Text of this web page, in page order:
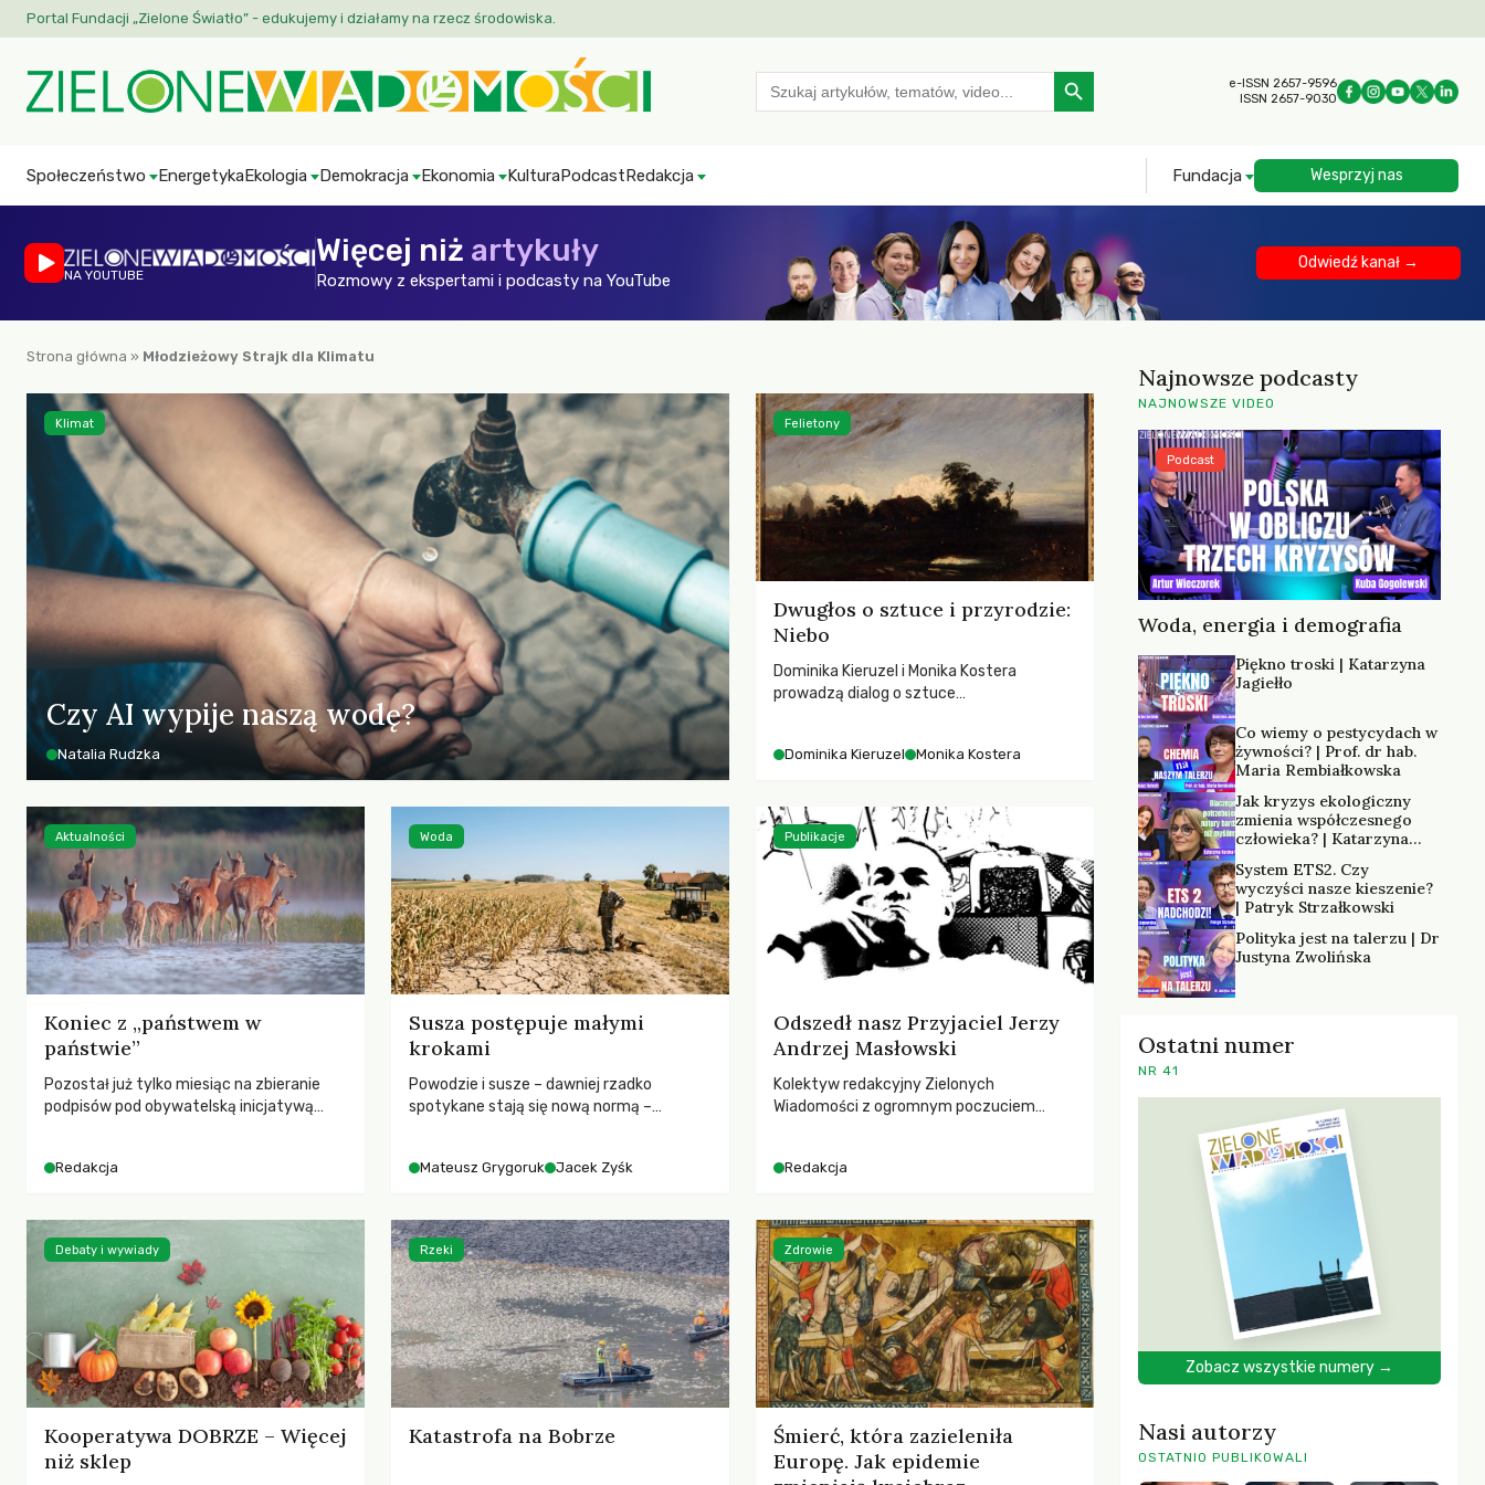
Portal Fundacji „Zielone Światło” - edukujemy i działamy na rzecz środowiska.
Search
for:
Search Button
e-ISSN 2657-9596
ISSN 2657-9030
Społeczeństwo EnergetykaEkologia Demokracja Ekonomia KulturaPodcastRedakcja Fundacja Wesprzyj nas
NA YOUTUBE
Więcej niż artykuły
Rozmowy z ekspertami i podcasty na YouTube
Odwiedź kanał →
Strona główna » Młodzieżowy Strajk dla Klimatu
Czy AI wypije naszą wodę?
Natalia Rudzka
Klimat
Dwugłos o sztuce i przyrodzie:
Niebo
Dominika Kieruzel i Monika Kostera
prowadzą dialog o sztuce
wrażliwość, odczuwanie przestrzeni oraz
Dominika Kieruzel Monika Kostera
Felietony
Koniec z „państwem w
państwie”
Pozostał już tylko miesiąc na zbieranie
podpisów pod obywatelską inicjatywą
pełną mobilizację, ponieważ projekt
rozwiązania dla przyrody i zwierząt,
radykalnie zmieniając dotychczasowy
paradygmat funkcjonowania łowiectwa w
Polsce.
Redakcja
Aktualności
Susza postępuje małymi
krokami
Powodzie i susze – dawniej rzadko
spotykane stają się nową normą –
SGGW.
Mateusz Grygoruk Jacek Zyśk
Woda
Odszedł nasz Przyjaciel Jerzy
Andrzej Masłowski
Kolektyw redakcyjny Zielonych
Wiadomości z ogromnym poczuciem
kochanego Opiekuna, Mecenasa i Mentora.
Redakcja
Publikacje
Kooperatywa DOBRZE – Więcej
niż sklep
Debaty i wywiady
Katastrofa na Bobrze
Rzeki
Śmierć, która zazieleniła
Europę. Jak epidemie
Zdrowie
Najnowsze podcasty
NAJNOWSZE VIDEO
Woda, energia i demografia
Podcast
Piękno troski | Katarzyna
Jagiełło
Co wiemy o pestycydach w
żywności? | Prof. dr hab.
Maria Rembiałkowska
Jak kryzys ekologiczny
zmienia współczesnego
człowieka? | Katarzyna
System ETS2. Czy
wyczyści nasze kieszenie?
| Patryk Strzałkowski
Polityka jest na talerzu | Dr
Justyna Zwolińska
Ostatni numer
NR 41
Zobacz wszystkie numery →
Nasi autorzy
OSTATNIO PUBLIKOWALI